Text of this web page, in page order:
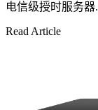
电信级授时服务器
Read Article